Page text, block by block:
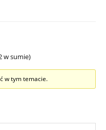
w sumie)
w tym temacie.